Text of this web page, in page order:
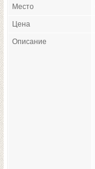
Место
Цена
Описание